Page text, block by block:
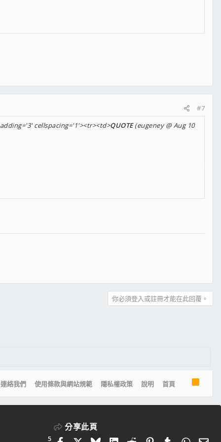
#7
cellspacing='1'><tr><td>QUOTE(eugeney @ Aug 10
你必須登入或註冊才能在此回覆。
連絡我們 使用條款與網站規範 隱私權政策 說明 首頁
R
S
5
分享此頁